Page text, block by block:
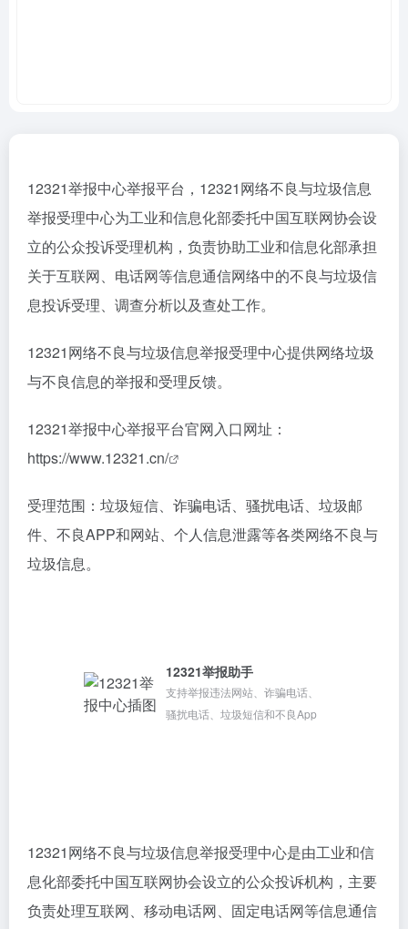
12321举报中心举报平台，12321网络不良与垃圾信息
举报受理中心为工业和信息化部委托中国互联网协会设
立的公众投诉受理机构，负责协助工业和信息化部承担
关于互联网、电话网等信息通信网络中的不良与垃圾信
息投诉受理、调查分析以及查处工作。
12321网络不良与垃圾信息举报受理中心提供网络垃圾
与不良信息的举报和受理反馈。
12321举报中心举报平台官网入口网址：
https://www.12321.cn/
受理范围：垃圾短信、诈骗电话、骚扰电话、垃圾邮
件、不良APP和网站、个人信息泄露等各类网络不良与
垃圾信息。
12321举报助手
支持举报违法网站、诈骗电话、
骚扰电话、垃圾短信和不良App
12321网络不良与垃圾信息举报受理中心是由工业和信
息化部委托中国互联网协会设立的公众投诉机构，主要
负责处理互联网、移动电话网、固定电话网等信息通信